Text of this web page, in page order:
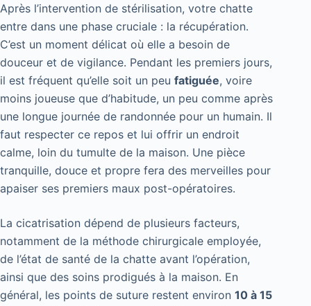
Après l’intervention de stérilisation, votre chatte
entre dans une phase cruciale : la récupération.
C’est un moment délicat où elle a besoin de
douceur et de vigilance. Pendant les premiers jours,
il est fréquent qu’elle soit un peu fatiguée, voire
moins joueuse que d’habitude, un peu comme après
une longue journée de randonnée pour un humain. Il
faut respecter ce repos et lui offrir un endroit
calme, loin du tumulte de la maison. Une pièce
tranquille, douce et propre fera des merveilles pour
apaiser ses premiers maux post-opératoires.
La cicatrisation dépend de plusieurs facteurs,
notamment de la méthode chirurgicale employée,
de l’état de santé de la chatte avant l’opération,
ainsi que des soins prodigués à la maison. En
général, les points de suture restent environ 10 à 15